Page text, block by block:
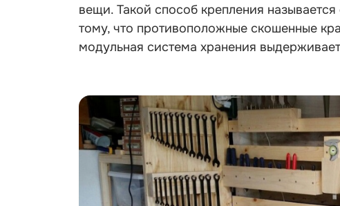
вещи. Такой способ крепления
тому, что противоположные скошенные
модульная система хранения